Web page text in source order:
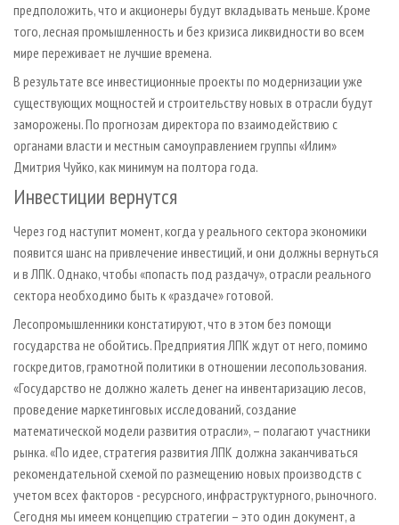
предположить, что и акционеры будут вкладывать меньше. Кроме
того, лесная промышленность и без кризиса ликвидности во всем
мире переживает не лучшие времена.
В результате все инвестиционные проекты по модернизации уже
существующих мощностей и строительству новых в отрасли будут
заморожены. По прогнозам директора по взаимодействию с
органами власти и местным самоуправлением группы «Илим»
Дмитрия Чуйко, как минимум на полтора года.
Инвестиции вернутся
Через год наступит момент, когда у реального сектора экономики
появится шанс на привлечение инвестиций, и они должны вернуться
и в ЛПК. Однако, чтобы «попасть под раздачу», отрасли реального
сектора необходимо быть к «раздаче» готовой.
Лесопромышленники констатируют, что в этом без помощи
государства не обойтись. Предприятия ЛПК ждут от него, помимо
госкредитов, грамотной политики в отношении лесопользования.
«Государство не должно жалеть денег на инвентаризацию лесов,
проведение маркетинговых исследований, создание
математической модели развития отрасли», – полагают участники
рынка. «По идее, стратегия развития ЛПК должна заканчиваться
рекомендательной схемой по размещению новых производств с
учетом всех факторов - ресурсного, инфраструктурного, рыночного.
Сегодня мы имеем концепцию стратегии – это один документ, а